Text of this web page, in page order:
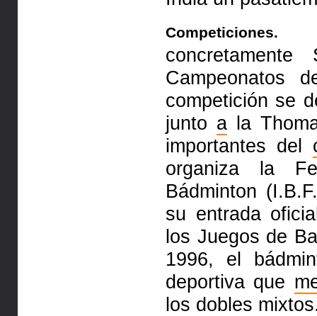
Competiciones.
Campeonatos
competición se
junto ala
importantes del
organiza la
Bádminton
su entrada
los Juegos de
1996, el
deportiva que
los dobles